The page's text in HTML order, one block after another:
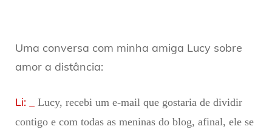
Uma conversa com minha amiga Lucy sobre
amor a distância:
Li: _
Lucy, recebi um e-mail que gostaria de dividir
contigo e com todas as meninas do blog, afinal, ele se